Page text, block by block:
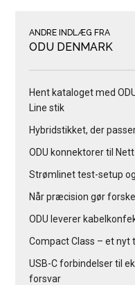
ANDRE INDLÆG FRA
ODU DENMARK
Hent kataloget med
Line stik
Hybridstikket, der
ODU konnektorer til
Strømlinet test-setup
Når præcision gør
ODU leverer
Compact Class – et nyt
USB-C forbindelser til
forsvar